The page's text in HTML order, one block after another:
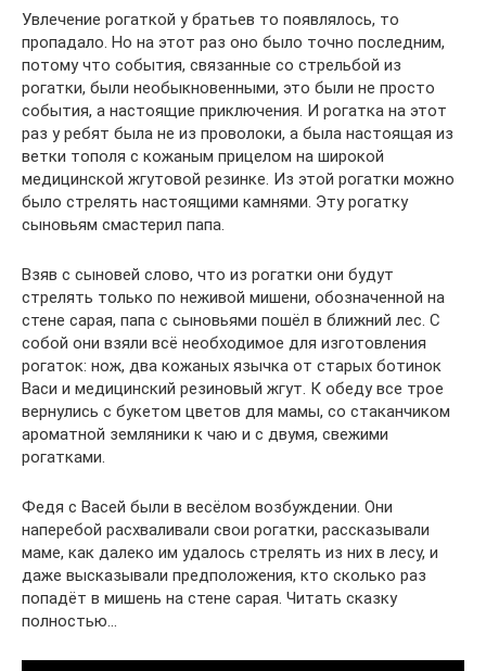
Увлечение рогаткой у братьев то появлялось, то
пропадало. Но на этот раз оно было точно последним,
потому что события, связанные со стрельбой из
рогатки, были необыкновенными, это были не просто
события, а настоящие приключения. И рогатка на этот
раз у ребят была не из проволоки, а была настоящая из
ветки тополя с кожаным прицелом на широкой
медицинской жгутовой резинке. Из этой рогатки можно
было стрелять настоящими камнями. Эту рогатку
сыновьям смастерил папа.
Взяв с сыновей слово, что из рогатки они будут
стрелять только по неживой мишени, обозначенной на
стене сарая, папа с сыновьями пошёл в ближний лес. С
собой они взяли всё необходимое для изготовления
рогаток: нож, два кожаных язычка от старых ботинок
Васи и медицинский резиновый жгут. К обеду все трое
вернулись с букетом цветов для мамы, со стаканчиком
ароматной земляники к чаю и с двумя, свежими
рогатками.
Федя с Васей были в весёлом возбуждении. Они
наперебой расхваливали свои рогатки, рассказывали
маме, как далеко им удалось стрелять из них в лесу, и
даже высказывали предположения, кто сколько раз
попадёт в мишень на стене сарая. Читать сказку
полностью…